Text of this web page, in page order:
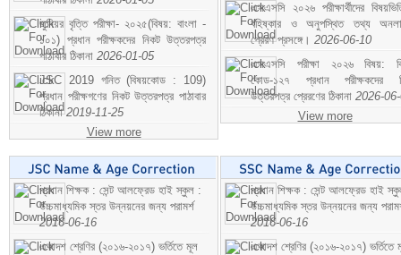
জুনিয়র বৃত্তি পরীক্ষা- ২০২৫(বিষয়: বাংলা -
১০১) প্রধান পরীক্ষকদের নিকট উত্তরপত্র
পাঠাবার ঠিকানা 2026-01-05
JSC 2019 গনিত (বিষয়কোড : 109)
প্রধান পরীক্ষগণের নিকট উত্তরপত্র পাঠাবার
ঠিকানা2019-11-25
View more
এসএসসি ২০২৬ পরীক্ষার্থীদের
বহিষ্কার ও অনুপস্থিত তথ্য
প্রেরণ প্রসঙ্গে। 2026-06-10
এসএসসি পরীক্ষা ২০২৬ বিষয়:
কোড-১২৭ প্রধান পরীক্ষকদের
উত্তরপত্র প্রেরণের ঠিকানা 2026-
View more
প্রধান শিক্ষক : সেন্ট আলফ্রেড হাই স্কুল :
উচ্চমাধ্যমিক স্তর উন্নয়নের জন্য পরামর্শ
2016-06-16
একাদশ শ্রেণির (২০১৬-২০১৭) ভর্তিতে মূল
প্রধান শিক্ষক : সেন্ট আলফ্রেড হাই
উচ্চমাধ্যমিক স্তর উন্নয়নের জন্য
2016-06-16
একাদশ শ্রেণির (২০১৬-২০১৭) ভর্তিতে